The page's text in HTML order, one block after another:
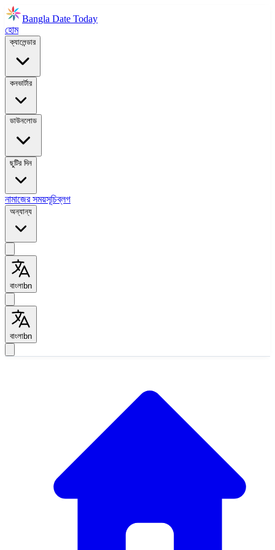
Bangla Date Today
হোম
ক্যালেন্ডার
কনভার্টার
ডাউনলোড
ছুটির দিন
নামাজের সময়সূচিব্লগ
অন্যান্য
বাংলাbn
বাংলাbn